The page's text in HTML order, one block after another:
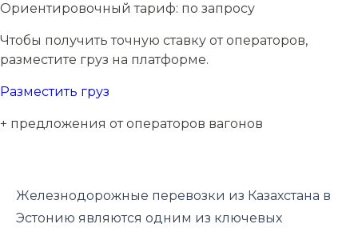
Ориентировочный тариф: по запросу
Чтобы получить точную ставку от операторов,
разместите груз на платформе.
Разместить груз
+ предложения от операторов вагонов
Железнодорожные перевозки из Казахстана в
Эстонию являются одним из ключевых